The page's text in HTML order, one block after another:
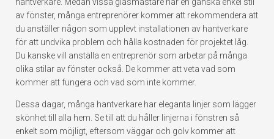
av fönster, många entreprenörer kommer att rekommendera att
du anställer någon som upplevt installationen av hantverkare
för att undvika problem och hålla kostnaden för projektet låg.
Du kanske vill anställa en entreprenör som arbetar på många
olika stilar av fönster också. De kommer att veta vad som
kommer att fungera och vad som inte kommer.
Dessa dagar, många hantverkare har eleganta linjer som lägger
skönhet till alla hem. Se till att du håller linjerna i fönstren så
enkelt som möjligt, eftersom väggar och golv kommer att